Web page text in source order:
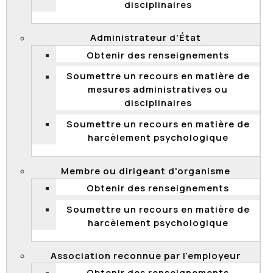
disciplinaires
Administrateur d'État
Obtenir des renseignements
Soumettre un recours en matière de
mesures administratives ou
disciplinaires
Soumettre un recours en matière de
harcèlement psychologique
Membre ou dirigeant d'organisme
Obtenir des renseignements
Soumettre un recours en matière de
harcèlement psychologique
Association reconnue par l’employeur
L’admission doit être faite sous réserve de la
comparative des études effectuées hors du Québec.
Cette évaluation devra être réalisée par le ministère
de l’Immigration, de la Diversité et de l’Inclusion (MIDI).
La CNESST s’est engagée à suivre la recommandation.
Désignations à titre provisoire au
ministère de l’Agriculture, des
Le 17 octobre, la Commission a transmis au ministère
de l’Agriculture, des Pêcheries et de l’Alimentation
(MAPAQ) les résultats d'une enquête qui avait pour
objet neuf désignations à titre provisoire à des
emplois d’encadrement.
La Commission a conclu que huit des neuf
désignations à titre provisoire étaient conformes à la
Loi sur la fonction publique et au cadre normatif